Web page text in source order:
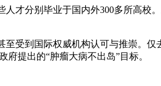
才分别毕业于国内外300多所高校
受到国际权威机构认可与推崇。仅
提出的“肿瘤大病不出岛”目标。